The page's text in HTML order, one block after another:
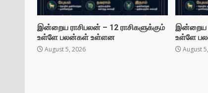
இன்றைய ராசிபலன் – 12 ராசிகளுக்கும்
உள்ளே பலன்கள் உள்ளன
August 5, 2026
இன்றைய
உள்ளே
August